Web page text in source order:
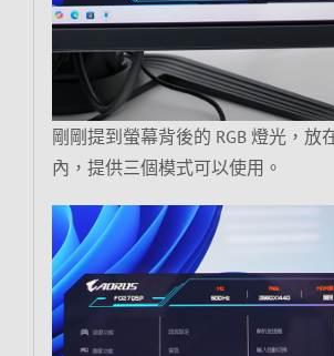
剛剛提到螢幕背後的 RGB 燈光，放
內，提供三個模式可以使用。